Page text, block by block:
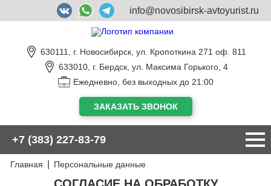
info@novosibirsk-avtoyurist.ru
630111, г. Новосибирск, ул. Кропоткина 271 оф. 811
633010, г. Бердск, ул. Максима Горького, 4
Ежедневно, без выходных до 21:00
ЗАКАЗАТЬ ЗВОНОК
+7 (383) 227-83-79
Главная Персональные данные